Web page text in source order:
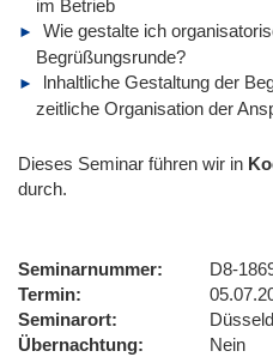
im Betrieb
Wie gestalte ich
Begrüßungsrunde?
lnhaltliche Gestaltung der
zeitliche Organisation der
Dieses Seminar führen wir in
durch.
Seminarnummer
D8-
Termin
Seminarort
Übernachtung
Nein